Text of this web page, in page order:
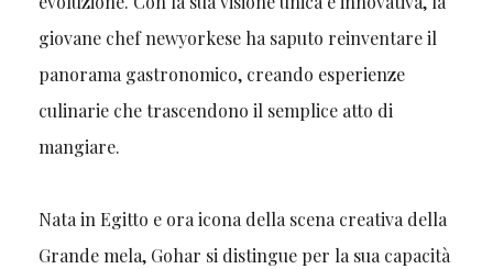
giovane chef newyorkese ha saputo reinventare il
panorama gastronomico, creando esperienze
culinarie che trascendono il semplice atto di
mangiare.
Nata in Egitto e ora icona della scena creativa della
Grande mela, Gohar si distingue per la sua capacità